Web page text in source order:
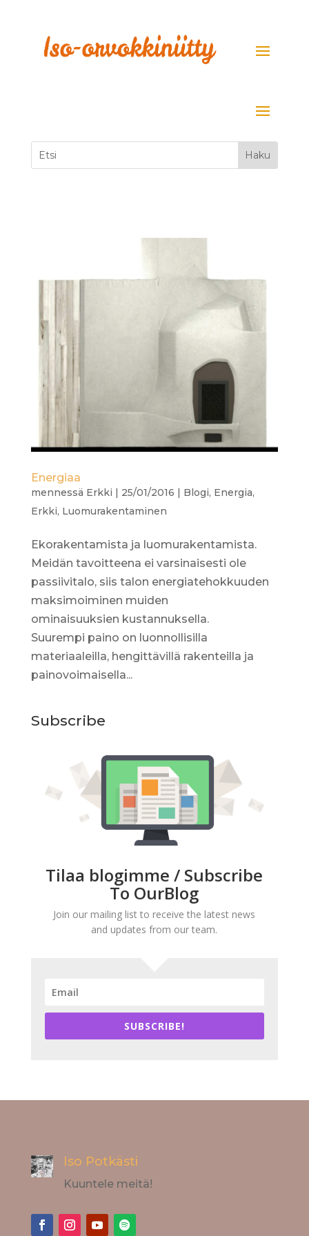
Energiaa
mennessä Erkki 25/01/2016 Blogi, Energia,
Erkki, Luomurakentaminen
Ekorakentamista ja luomurakentamista.
Meidän tavoitteena ei varsinaisesti ole
passiivitalo, siis talon energiatehokkuuden
maksimoiminen muiden
ominaisuuksien kustannuksella.
Suurempi paino on luonnollisilla
materiaaleilla, hengittävillä rakenteilla ja
painovoimaisella...
Subscribe
Tilaa blogimme / Subscribe
To OurBlog
Join our mailing list to receive the latest news
and updates from our team.
SUBSCRIBE!
Iso Potkästi
Kuuntele meitä!